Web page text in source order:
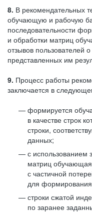
8. В рекомендательных
обучающую и рабочую
последовательности
и обработки матриц
отзывов пользователей
представленных им
9. Процесс работы
заключается в
формируется
в качестве строк
строки,
данных;
с использованием
матриц
с частичной
для
строки сжатой
по заранее